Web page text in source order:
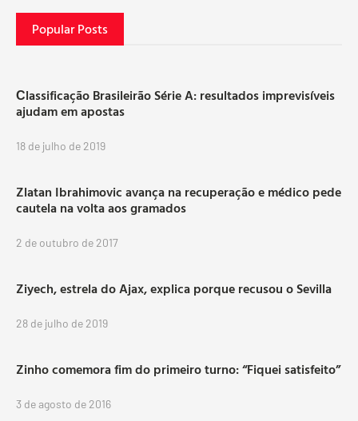
Popular Posts
Сlassificação Brasileirão Série A: resultados imprevisíveis
ajudam em apostas
18 de julho de 2019
Zlatan Ibrahimovic avança na recuperação e médico pede
cautela na volta aos gramados
2 de outubro de 2017
Ziyech, estrela do Ajax, explica porque recusou o Sevilla
28 de julho de 2019
Zinho comemora fim do primeiro turno: “Fiquei satisfeito”
3 de agosto de 2016